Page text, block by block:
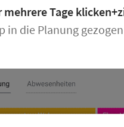
Tage
in die Planung